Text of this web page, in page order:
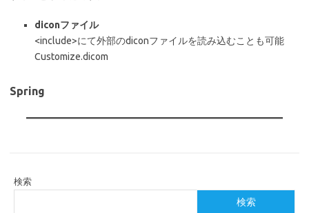
diconファイル
<include>にて外部のdiconファイルを読み込むことも可能
Customize.dicom
Spring
検索
検索